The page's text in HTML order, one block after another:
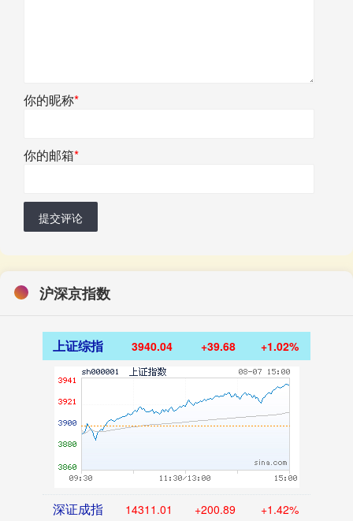
你的昵称*
你的邮箱*
提交评论
沪深京指数
上证综指 3940.04 +39.68 +1.02%
深证成指 14311.01 +200.89 +1.42%